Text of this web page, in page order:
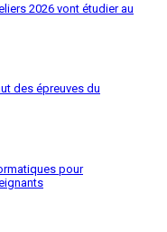
2026 vont étudier au
des épreuves du
pour